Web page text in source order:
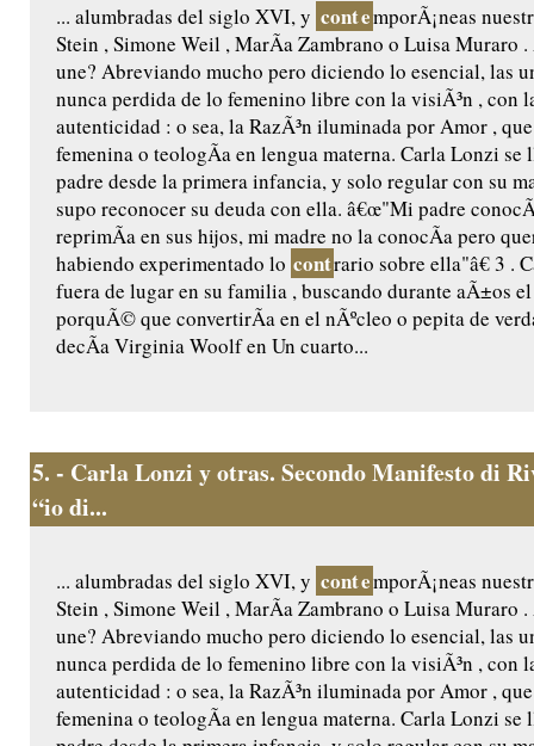
... alumbradas del siglo XVI, y contemporÃ¡neas
Stein , Simone Weil , MarÃ­a Zambrano o Luisa Muraro
une? Abreviando mucho pero diciendo lo esencial, las
nunca perdida de lo femenino libre con la visiÃ³n , con
autenticidad : o sea, la RazÃ³n iluminada por Amor ,
femenina o teologÃ­a en lengua materna. Carla Lonzi se
padre desde la primera infancia, y solo regular con su
supo reconocer su deuda con ella. â€œ"Mi padre
reprimÃ­a en sus hijos, mi madre no la conocÃ­a pero
habiendo experimentado lo contrario sobre ella"â€ 3 .
fuera de lugar en su familia , buscando durante aÃ±os
porquÃ© que convertirÃ­a en el nÃºcleo o pepita de
decÃ­a Virginia Woolf en Un cuarto...
5. - Carla Lonzi y otras. Secondo Manifesto di
“io di...
... alumbradas del siglo XVI, y contemporÃ¡neas
Stein , Simone Weil , MarÃ­a Zambrano o Luisa Muraro
une? Abreviando mucho pero diciendo lo esencial, las
nunca perdida de lo femenino libre con la visiÃ³n , con
autenticidad : o sea, la RazÃ³n iluminada por Amor ,
femenina o teologÃ­a en lengua materna. Carla Lonzi se